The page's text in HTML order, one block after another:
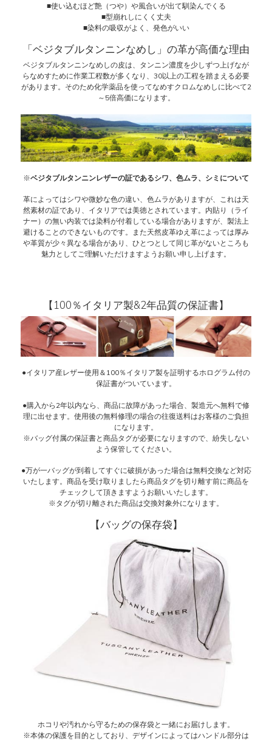
■使い込むほど艶（つや）や風合いが出て馴染んでくる
■型崩れしにくく丈夫
■染料の吸収がよく、発色がいい
「ベジタブルタンニンなめし」の革が高価な理由
ベジタブルタンニンなめしの皮は、タンニン濃度を少しずつ上げなが
らなめすために作業工程数が多くなり、30以上の工程を踏まえる必要
があります。そのため化学薬品を使ってなめすクロムなめしに比べて2
～5倍高価になります。
※ベジタブルタンニンレザーの証であるシワ、色ムラ、シミについて
革によってはシワや微妙な色の違い、色ムラがありますが、これは天
然素材の証であり、イタリアでは美徳とされています。内貼り（ライ
ナー）の無い内装では染料が付着している場合がありますが、製法上
避けることのできないものです。また天然皮革ゆえ革によっては厚み
や革質が少々異なる場合があり、ひとつとして同じ革がないところも
魅力としてご理解いただけますようお願い申し上げます。
【100％イタリア製&2年品質の保証書】
●イタリア産レザー使用＆100％イタリア製を証明するホログラム付の
保証書がついています。
●購入から2年以内なら、商品に故障があった場合、製造元へ無料で修
理に出せます。使用後の無料修理の場合の往復送料はお客様のご負担
になります。
※バッグ付属の保証書と商品タグが必要になりますので、紛失しない
よう保管してください。
●万が一バッグが到着してすぐに破損があった場合は無料交換など対応
いたします。商品を受け取りましたら商品タグを切り離す前に商品を
チェックして頂きますようお願いいたします。
※タグが切り離された商品は交換対象外になります。
【バッグの保存袋】
ホコリや汚れから守るための保存袋と一緒にお届けします。
※本体の保護を目的としており、デザインによってはハンドル部分は